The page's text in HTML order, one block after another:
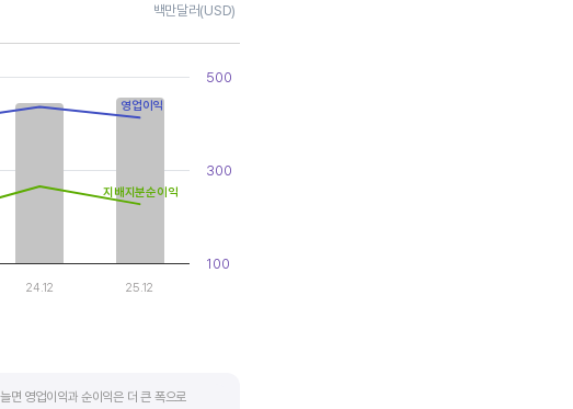
백만달러(USD)
24.12 25.12
100
300
500
영업이익
지배지분순이익
면 영업이익과 순이익은 더 큰 폭으로